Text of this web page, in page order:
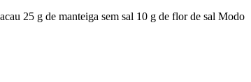
25 g de manteiga sem sal 10 g de flor de sal Modo